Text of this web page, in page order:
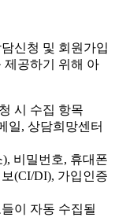
신청 및 회원가입
제공하기 위해 아
시 수집 항목
일, 상담희망센터
비밀번호, 휴대폰
(CI/DI), 가입인증
이 자동 수집될